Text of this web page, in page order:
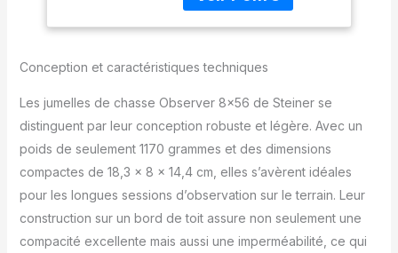
Conditions
d'éclairage
au point minimale et
continue sur la molette
netteté rapide et
absolue du gros plan à
l'infini MISE AU POINT
FACILE - La mise au point
au point minimale et
continue sur la molette
Conception et caractéristiques techniques
Les jumelles de chasse Observer 8×56 de Steiner se
distinguent par leur conception robuste et légère. Avec un
poids de seulement 1170 grammes et des dimensions
compactes de 18,3 x 8 x 14,4 cm, elles s’avèrent idéales
pour les longues sessions d’observation sur le terrain. Leur
construction sur un bord de toit assure non seulement une
compacité excellente mais aussi une imperméabilité, ce qui